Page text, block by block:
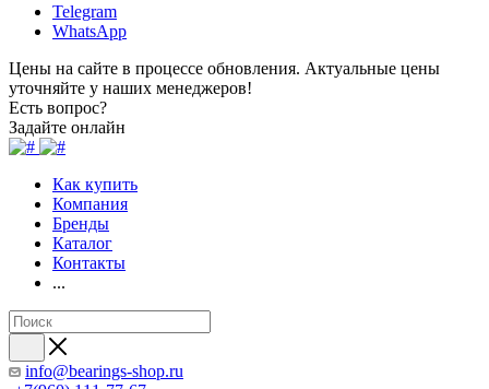
Telegram
WhatsApp
Цены на сайте в процессе обновления. Актуальные цены
уточняйте у наших менеджеров!
Есть вопрос?
Задайте онлайн
Как купить
Компания
Бренды
Каталог
Контакты
...
info@bearings-shop.ru